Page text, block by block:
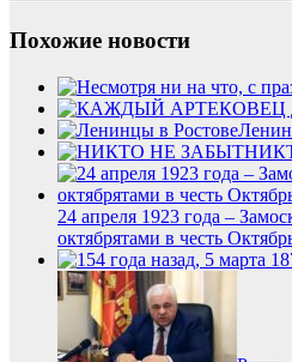
Похожие новости
24 апреля 1923 года –
октябрятами в честь